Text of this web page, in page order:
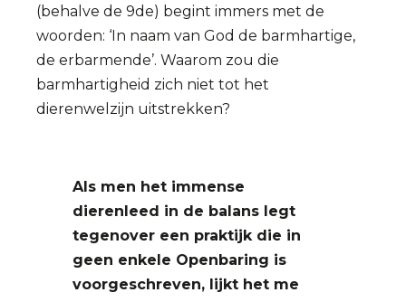
(behalve de 9de) begint immers met de
woorden: ‘In naam van God de barmhartige,
de erbarmende’. Waarom zou die
barmhartigheid zich niet tot het
dierenwelzijn uitstrekken?
Als men het immense
dierenleed in de balans legt
tegenover een praktijk die in
geen enkele Openbaring is
voorgeschreven, lijkt het me